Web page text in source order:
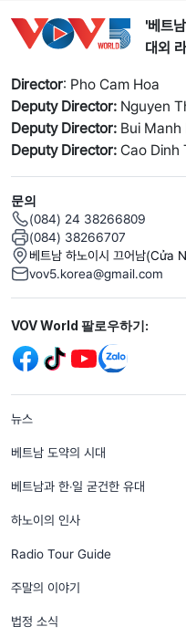
'베트
대외
Director: Pho Cam Hoa
Deputy Director: Nguyen
Deputy Director: Bui Manh
Deputy Director: Cao Dinh
문의
(084) 24 38266809
(084) 38266707
베트남 하노이시 끄어남(Cửa
vov5.korea@gmail.com
Mạng xã hội
VOV World 팔로우하기:
menu footer
뉴스
베트남 도약의 시대
베트남과 한‧일 굳건한 유대
하노이의 인사
Radio Tour Guide
주말의 이야기
법정 소식